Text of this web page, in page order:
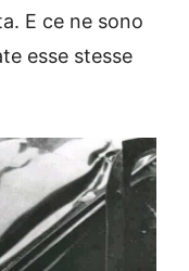
E ce ne sono
esse stesse